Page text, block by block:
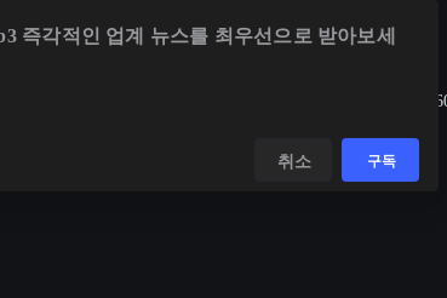
$585.60
즉각적인 업계 뉴스를 최우선으로 받아보세
취소 구독